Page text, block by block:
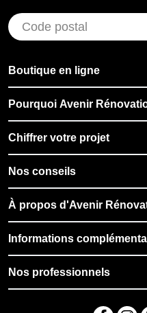
Boutique en ligne
Pourquoi Avenir
Chiffrer votre projet
Nos conseils
À propos d'Avenir
Informations
Nos professionnels